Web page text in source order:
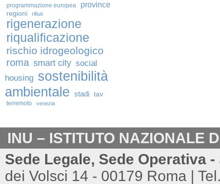
programmazione europea province
regioni rifiuti
rigenerazione
riqualificazione
rischio idrogeologico
roma smart city social
housing sostenibilità
ambientale stadi tav
terremoto venezia
INU – ISTITUTO NAZIONALE
Sede Legale, Sede Operativa
dei Volsci 14 - 00179 Roma |